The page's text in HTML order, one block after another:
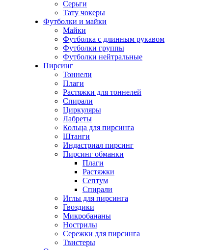
Серьги
Тату чокеры
Футболки и майки
Майки
Футболка с длинным рукавом
Футболки группы
Футболки нейтральные
Пирсинг
Тоннели
Плаги
Растяжки для тоннелей
Спирали
Циркуляры
Лабреты
Кольца для пирсинга
Штанги
Индастриал пирсинг
Пирсинг обманки
Плаги
Растяжки
Септум
Спирали
Иглы для пирсинга
Гвоздики
Микробананы
Нострилы
Сережки для пирсинга
Твистеры